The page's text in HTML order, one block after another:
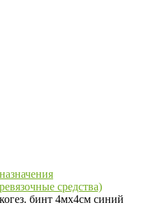
средства)
бинт 4мх4см синий